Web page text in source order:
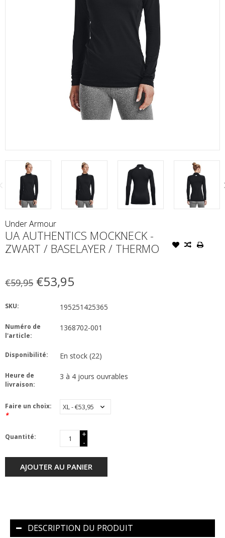
Under Armour
UA AUTHENTICS MOCKNECK -
ZWART / BASELAYER / THERMO
€59,95 €53,95
SKU: 195251425365
Numéro de
l'article:
1368702-001
Disponibilité: En stock (22)
Heure de
livraison:
3 à 4 jours ouvrables
Faire un choix:
*
Quantité:
+
-
AJOUTER AU PANIER
DESCRIPTION DU PRODUIT